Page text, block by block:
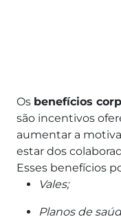
Os benefícios
são incentivos
aumentar a
estar dos
Esses benefícios
Vales;
Planos de